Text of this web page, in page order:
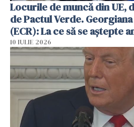
Locurile de muncă din UE,
de Pactul Verde.
(ECR): La ce să se aștepte
10 IULIE 2026